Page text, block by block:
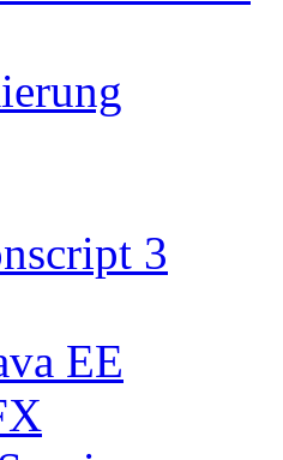
3
EE